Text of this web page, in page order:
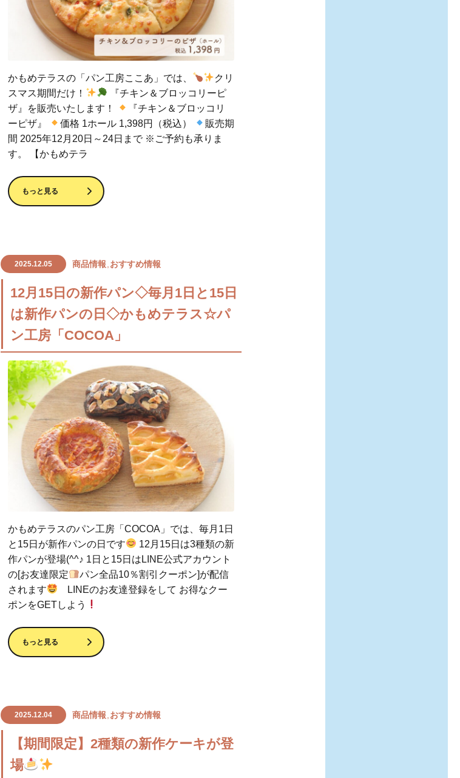
かもめテラスの「パン工房ここあ」では、
クリ
スマス期間だけ！
『チキン＆ブロッコリーピ
ザ』を販売いたします！
『チキン＆ブロッコリ
ーピザ』
価格 1ホール 1,398円（税込）
販売期
間 2025年12月20日～24日まで ※ご予約も承りま
す。 【かもめテラ
もっと見る
2025.12.05 商品情報 おすすめ情報
12月15日の新作パン◇毎月1日と15日
は新作パンの日◇かもめテラス☆パ
ン工房「COCOA」
かもめテラスのパン工房「COCOA」では、毎月1日
と15日が新作パンの日です
12月15日は3種類の新
作パンが登場(^^♪ 1日と15日はLINE公式アカウント
の[お友達限定
パン全品10％割引クーポン]が配信
されます
LINEのお友達登録をして お得なクー
ポンをGETしよう
もっと見る
2025.12.04 商品情報 おすすめ情報
【期間限定】2種類の新作ケーキが登
場